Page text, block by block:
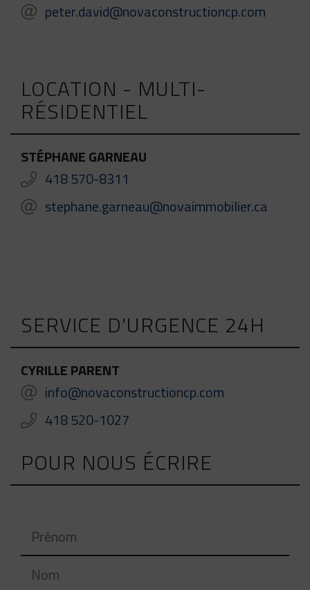
peter.david@novaconstructioncp.com
LOCATION - MULTI-
RÉSIDENTIEL
STÉPHANE GARNEAU
418 570-8311
stephane.garneau@novaimmobilier.ca
SERVICE D'URGENCE 24H
CYRILLE PARENT
info@novaconstructioncp.com
418 520-1027
POUR NOUS ÉCRIRE